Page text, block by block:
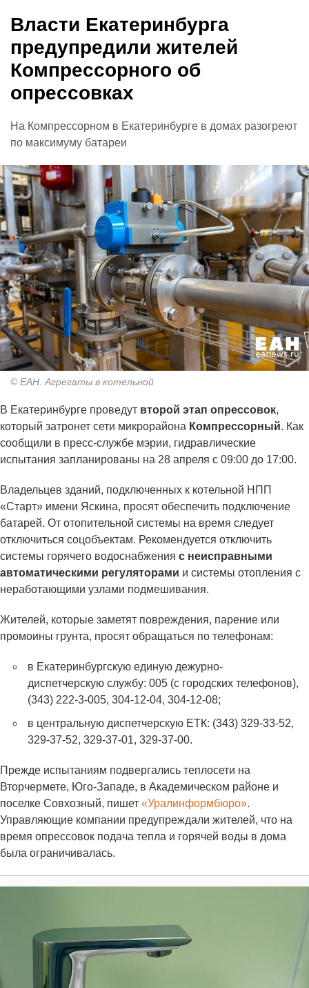
Власти Екатеринбурга
предупредили жителей
Компрессорного об
опрессовках
На Компрессорном в Екатеринбурге в домах разогреют
по максимуму батареи
© ЕАН. Агрегаты в котельной
В Екатеринбурге проведут второй этап опрессовок,
который затронет сети микрорайона Компрессорный. Как
сообщили в пресс-службе мэрии, гидравлические
испытания запланированы на 28 апреля с 09:00 до 17:00.
Владельцев зданий, подключенных к котельной НПП
«Старт» имени Яскина, просят обеспечить подключение
батарей. От отопительной системы на время следует
отключиться соцобъектам. Рекомендуется отключить
системы горячего водоснабжения с неисправными
автоматическими регуляторами и системы отопления с
неработающими узлами подмешивания.
Жителей, которые заметят повреждения, парение или
промоины грунта, просят обращаться по телефонам:
в Екатеринбургскую единую дежурно-
диспетчерскую службу: 005 (с городских телефонов),
(343) 222-3-005, 304-12-04, 304-12-08;
в центральную диспетчерскую ЕТК: (343) 329-33-52,
329-37-52, 329-37-01, 329-37-00.
Прежде испытаниям подвергались теплосети на
Вторчермете, Юго-Западе, в Академическом районе и
поселке Совхозный, пишет «Уралинформбюро».
Управляющие компании предупреждали жителей, что на
время опрессовок подача тепла и горячей воды в дома
была ограничивалась.